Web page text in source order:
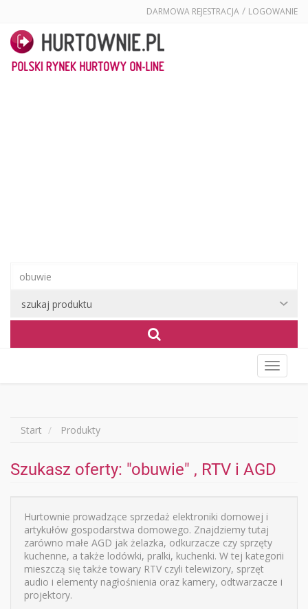
DARMOWA REJESTRACJA / LOGOWANIE
menu
Start Produkty
Szukasz oferty: "obuwie" , RTV i AGD
Hurtownie prowadzące sprzedaż elektroniki domowej i
artykułów gospodarstwa domowego. Znajdziemy tutaj
zarówno małe AGD jak żelazka, odkurzacze czy sprzęty
kuchenne, a także lodówki, pralki, kuchenki. W tej kategorii
mieszczą się także towary RTV czyli telewizory, sprzęt
audio i elementy nagłośnienia oraz kamery, odtwarzacze i
projektory.